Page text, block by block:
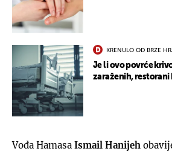
KRENULO OD BRZE
Je li ovo povrće
zaraženih,
Vođa Hamasa Ismail Hanijeh